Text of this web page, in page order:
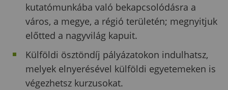
kutatómunkába való bekapcsolódásra a
város, a megye, a régió területén; megnyitjuk
előtted a nagyvilág kapuit.
Külföldi ösztöndíj pályázatokon indulhatsz,
melyek elnyerésével külföldi egyetemeken is
végezhetsz kurzusokat.